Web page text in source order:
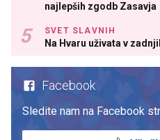
najlepših zgodb Zasavja
SVET SLAVNIH
Na Hvaru uživata v
Facebook
Sledite nam na Facebook